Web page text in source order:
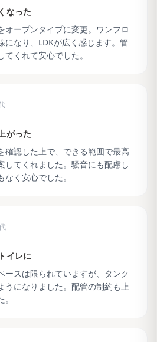
なった
オープンタイプに変更。ワンフロ
になり、LDKが広く感じます。管
くれて安心でした。
がった
確認した上で、できる範囲で最高
してくれました。騒音にも配慮し
く安心でした。
イレに
ースは限られていますが、タンク
うになりました。配管の制約も上